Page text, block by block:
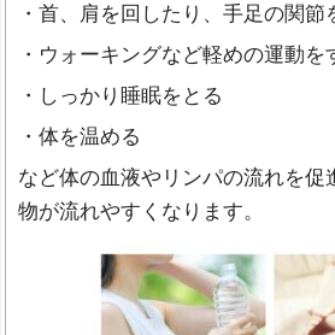
・首、肩を回したり、手足の関節
・ウォーキングなど軽めの運動を
・しっかり睡眠をとる
・体を温める
など体の血液やリンパの流れを促
物が流れやすくなります。